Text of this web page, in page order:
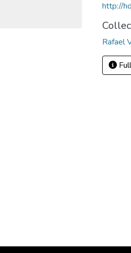
http://
Rafael